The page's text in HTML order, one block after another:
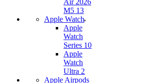
Air 2026
M5 13
Apple Watch
Apple
Watch
Series 10
Apple
Watch
Ultra 2
Apple Airpods